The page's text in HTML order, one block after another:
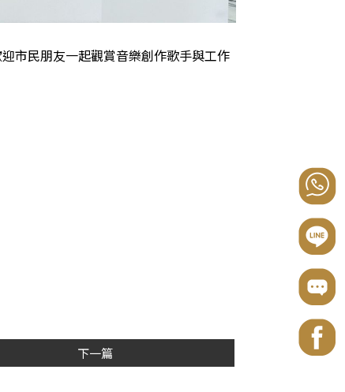
市民朋友一起觀賞音樂創作歌手與工作
下一篇